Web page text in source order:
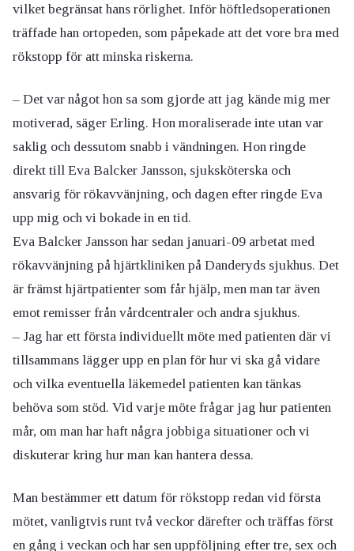
vilket begränsat hans rörlighet. Inför höftledsoperationen
träffade han ortopeden, som påpekade att det vore bra med
rökstopp för att minska riskerna.
– Det var något hon sa som gjorde att jag kände mig mer
motiverad, säger Erling. Hon moraliserade inte utan var
saklig och dessutom snabb i vändningen. Hon ringde
direkt till Eva Balcker Jansson, sjuksköterska och
ansvarig för rökavvänjning, och dagen efter ringde Eva
upp mig och vi bokade in en tid.
Eva Balcker Jansson har sedan januari-09 arbetat med
rökavvänjning på hjärtkliniken på Danderyds sjukhus. Det
är främst hjärtpatienter som får hjälp, men man tar även
emot remisser från vårdcentraler och andra sjukhus.
– Jag har ett första individuellt möte med patienten där vi
tillsammans lägger upp en plan för hur vi ska gå vidare
och vilka eventuella läkemedel patienten kan tänkas
behöva som stöd. Vid varje möte frågar jag hur patienten
mår, om man har haft några jobbiga situationer och vi
diskuterar kring hur man kan hantera dessa.
Man bestämmer ett datum för rökstopp redan vid första
mötet, vanligtvis runt två veckor därefter och träffas först
en gång i veckan och har sen uppföljning efter tre, sex och